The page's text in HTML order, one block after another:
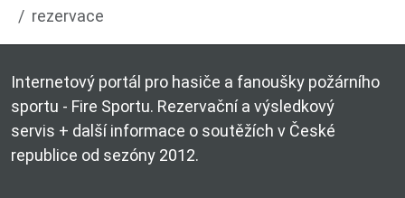
rezervace
Internetový portál pro hasiče a fanoušky požárního
sportu - Fire Sportu. Rezervační a výsledkový
servis + další informace o soutěžích v České
republice od sezóny 2012.